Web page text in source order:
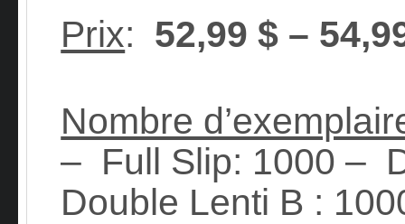
Prix: 52,99 $ –
Nombre
– Full Slip: 1000 –
Double Lenti B :